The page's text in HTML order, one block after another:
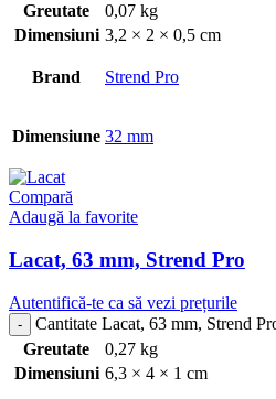
Greutate
0,07 kg
Dimensiuni 3,2 × 2 × 0,5 cm
Brand Strend Pro
Dimensiune 32 mm
Compară
Adaugă la favorite
Lacat, 63 mm, Strend Pro
Autentifică-te ca să vezi prețurile
Cantitate Lacat, 63 mm, Strend
Greutate
0,27 kg
Dimensiuni 6,3 × 4 × 1 cm